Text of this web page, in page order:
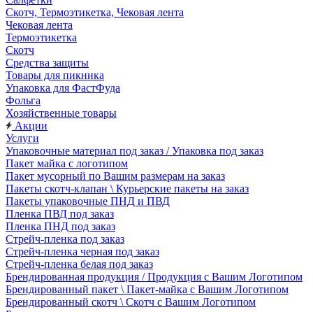
Скотч, Термоэтикетка, Чековая лента
Чековая лента
Термоэтикетка
Скотч
Средства защиты
Товары для пикника
Упаковка для ФастФуда
Фольга
Хозяйственные товары
Акции
Услуги
Упаковочные материал под заказ / Упаковка под заказ
Пакет майка с логотипом
Пакет мусорный по Вашим размерам на заказ
Пакеты скотч-клапан \ Курьерские пакеты на заказ
Пакеты упаковочные ПНД и ПВД
Пленка ПВД под заказ
Пленка ПНД под заказ
Стрейч-пленка под заказ
Стрейч-пленка черная под заказ
Стрейч-пленка белая под заказ
Брендированная продукция / Продукция с Вашим Логотипом
Брендированный пакет \ Пакет-майка с Вашим Логотипом
Брендированный скотч \ Скотч с Вашим Логотипом